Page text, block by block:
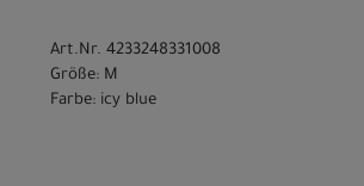
Art.Nr. 4233248331008
Größe: M
Farbe: icy blue